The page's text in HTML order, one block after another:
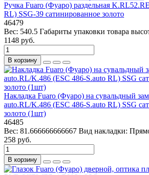
Ручка Fuaro (Фуаро) раздельная
RL) SSG-39 сатинированное золото
46479
Вес: 540.5 Габариты упаковки товара
1148 руб.
В корзину
Накладка Fuaro (Фуаро) на сувальдный
auto.RL/K.486 (ESC 486-S.auto RL) SSG
золото (1шт)
46485
Вес: 81.666666666667 Вид накладки:
258 руб.
В корзину